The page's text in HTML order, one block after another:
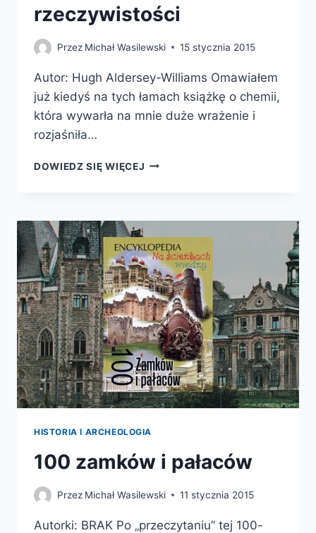
rzeczywistości
Przez Michał Wasilewski 15 stycznia 2015
Autor: Hugh Aldersey-Williams Omawiałem
już kiedyś na tych łamach książkę o chemii,
która wywarła na mnie duże wrażenie i
rozjaśniła…
DOWIEDZ SIĘ WIĘCEJ FASCYNUJĄCE
FUNDAMENTALNYCH
SKŁADNIKÓW
RZECZYWISTOŚCI
HISTORIA I ARCHEOLOGIA
100 zamków i pałaców
Przez Michał Wasilewski 11 stycznia 2015
Autorki: BRAK Po „przeczytaniu” tej 100-